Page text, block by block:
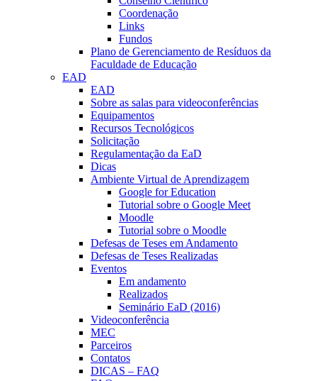
Coordenação
Links
Fundos
Plano de Gerenciamento de Resíduos da
Faculdade de Educação
EAD
EAD
Sobre as salas para videoconferências
Equipamentos
Recursos Tecnológicos
Solicitação
Regulamentação da EaD
Dicas
Ambiente Virtual de Aprendizagem
Google for Education
Tutorial sobre o Google Meet
Moodle
Tutorial sobre o Moodle
Defesas de Teses em Andamento
Defesas de Teses Realizadas
Eventos
Em andamento
Realizados
Seminário EaD (2016)
Videoconferência
MEC
Parceiros
Contatos
DICAS – FAQ